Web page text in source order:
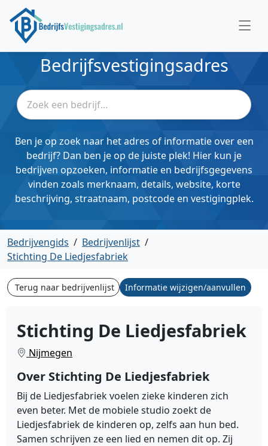
Bedrijfsvestigingsadres
Ben je op zoek naar het adres of informatie over een
bedrijf? Dan ben je op de juiste plek! Hier kun je
bedrijven opzoeken, informatie en bedrijfsgegevens
vinden zoals merknaam, details, website, korte
beschrijving, straatnaam, postcode en vestigingplek.
Bedrijvengids / Bedrijvenlijst /
Stichting De Liedjesfabriek
Terug naar bedrijvenlijst Informatie wijzigen/aanvullen
Stichting De Liedjesfabriek
Nijmegen
Over Stichting De Liedjesfabriek
Bij de Liedjesfabriek voelen zieke kinderen zich
even beter. Met de mobiele studio zoekt de
Liedjesfabriek de kinderen op, zelfs aan hun bed.
Samen schrijven ze een lied en nemen dit op. Zij